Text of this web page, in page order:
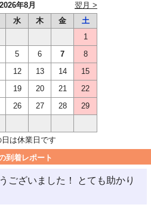
2026年8月
翌月 >
水 木 金
土
1
5 6 7
8
12 13 14
15
19 20 21
22
26 27 28
29
は休業日です
到着レポート
ございました！ とても助かり